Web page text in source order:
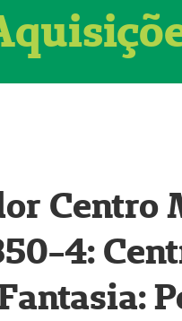
Centro
4: